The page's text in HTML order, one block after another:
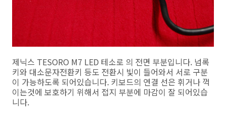
제닉스 TESORO M7 LED 테소로 의 전면 부분입니다. 넘록
키와 대소문자전환키 등도 전환시 빛이 들어와서 서로 구분
이 가능하도록 되어있습니다. 키보드의 연결 선은 휘거나 꺽
이는것에 보호하기 위해서 접지 부분에 마감이 잘 되어있습
니다.